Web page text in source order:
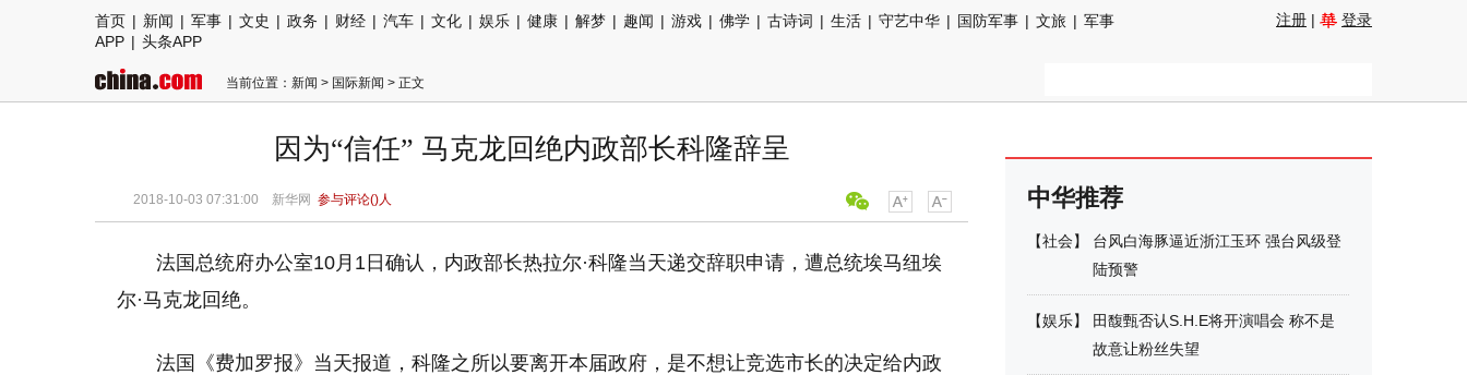
首页 | 新闻 | 军事 | 文史 | 政务 | 财经 | 汽车 | 文化 | 娱乐 | 健康 | 解梦 | 趣闻 | 游戏 | 佛学 | 古诗词 | 生活 | 守艺中华 | 国防军事 | 文旅 | 军事
APP | 头条APP
注册 | 登录
当前位置： 新闻 > 国际新闻 > 正文
因为“信任” 马克龙回绝内政部长科隆辞呈
2018-10-03 07:31:00 新华网 参与评论()人
法国总统府办公室10月1日确认，内政部长热拉尔·科隆当天递交辞职申请，遭总统埃马纽埃
尔·马克龙回绝。
法国《费加罗报》当天报道，科隆之所以要离开本届政府，是不想让竞选市长的决定给内政
中华推荐
【社会】
台风白海豚逼近浙江玉环 强台风级登
陆预警
【娱乐】
田馥甄否认S.H.E将开演唱会 称不是
故意让粉丝失望